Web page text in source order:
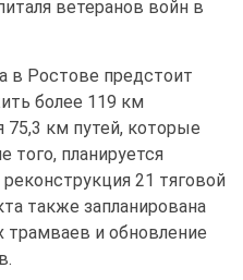
ветеранов войн в
в Ростове предстоит
более 119 км
75,3 км путей, которые
того, планируется
21 тяговой
также запланирована
трамваев и обновление